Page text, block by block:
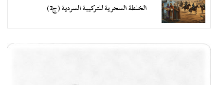
الخلطة السحرية للتركيبة السردية (ج2)